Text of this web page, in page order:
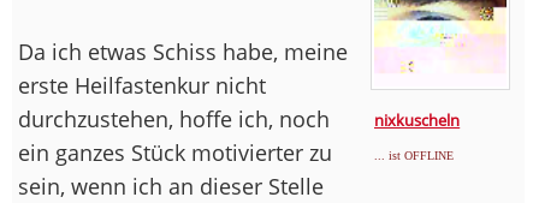
nixkuscheln
... ist OFFLINE
Da ich etwas Schiss habe, meine
erste Heilfastenkur nicht
durchzustehen, hoffe ich, noch
ein ganzes Stück motivierter zu
sein, wenn ich an dieser Stelle